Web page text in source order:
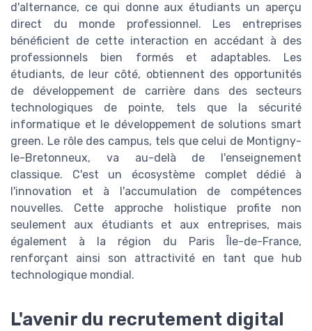
d'alternance, ce qui donne aux étudiants un aperçu
direct du monde professionnel. Les entreprises
bénéficient de cette interaction en accédant à des
professionnels bien formés et adaptables. Les
étudiants, de leur côté, obtiennent des opportunités
de développement de carrière dans des secteurs
technologiques de pointe, tels que la sécurité
informatique et le développement de solutions smart
green. Le rôle des campus, tels que celui de Montigny-
le-Bretonneux, va au-delà de l'enseignement
classique. C'est un écosystème complet dédié à
l'innovation et à l'accumulation de compétences
nouvelles. Cette approche holistique profite non
seulement aux étudiants et aux entreprises, mais
également à la région du Paris Île-de-France,
renforçant ainsi son attractivité en tant que hub
technologique mondial.
L'avenir du recrutement digital